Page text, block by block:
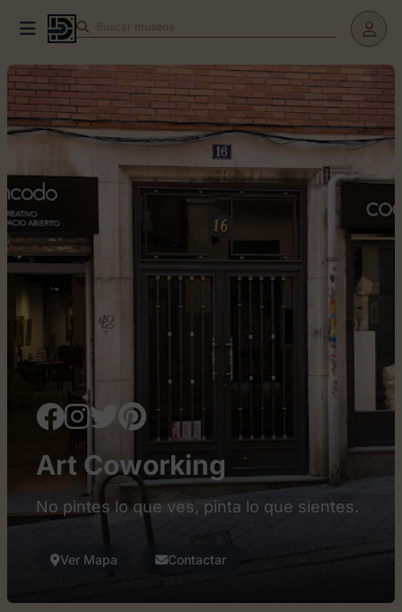
Buscar museos
Art Coworking
No pintes lo que ves, pinta lo que sientes.
Ver Mapa Contactar